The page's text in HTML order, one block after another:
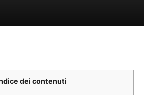
dei contenuti